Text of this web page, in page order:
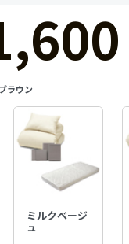
ブラウン
ミルクベージ
ュ